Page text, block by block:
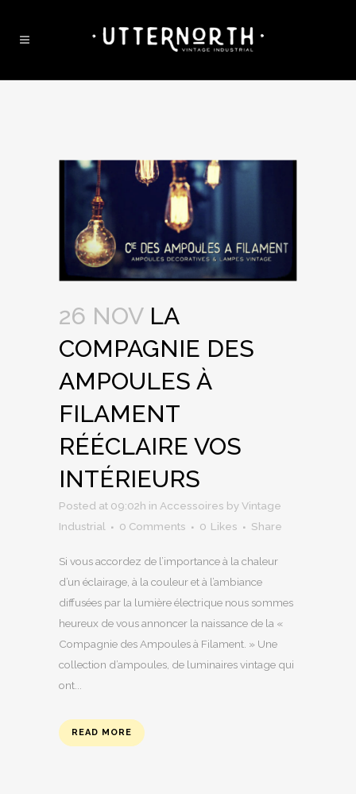
26 NOV LA
COMPAGNIE DES
AMPOULES À
FILAMENT
RÉÉCLAIRE VOS
INTÉRIEURS
Posted at 09:02h in Accessoires byVintage
Industrial
0 Comments 0 Likes Share
Si vous accordez de l’importance à la chaleur
d’un éclairage, à la couleur et à l’ambiance
diffusées par la lumière électrique nous sommes
heureux de vous annoncer la naissance de la «
Compagnie des Ampoules à Filament. » Une
collection d’ampoules, de luminaires vintage qui
ont...
READ MORE